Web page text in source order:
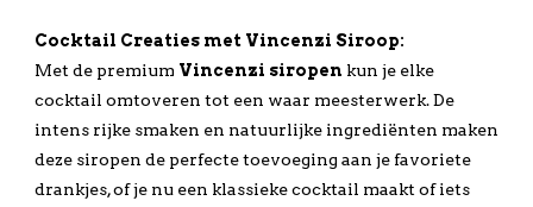
Cocktail Creaties met Vincenzi Siroop:
Met de premium Vincenzi siropen kun je elke
cocktail omtoveren tot een waar meesterwerk. De
intens rijke smaken en natuurlijke ingrediënten maken
deze siropen de perfecte toevoeging aan je favoriete
drankjes, of je nu een klassieke cocktail maakt of iets